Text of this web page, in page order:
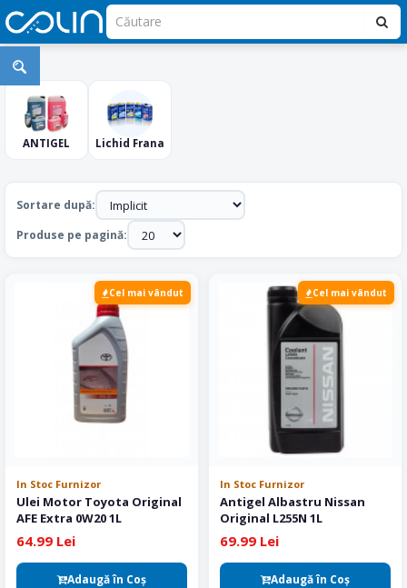
Ulei
Auto-
Lichid
Frana-
ANTIGEL Lichid Frana
Sortare după:
Produse pe pagină:
Cel mai vândut
In Stoc Furnizor
Ulei Motor Toyota Original
AFE Extra 0W20 1L
64.99 Lei
Adaugă în Coş
Cel mai vândut
In Stoc Furnizor
Antigel Albastru Nissan
Original L255N 1L
69.99 Lei
Adaugă în Coş